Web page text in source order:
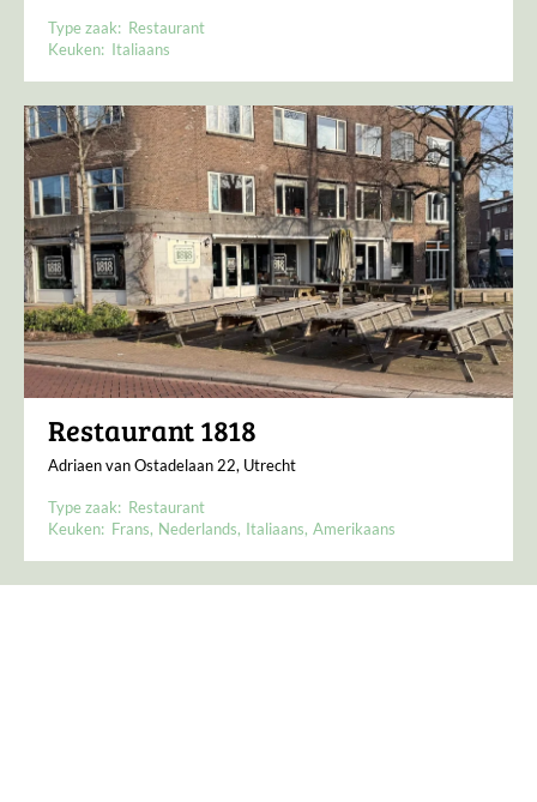
Type zaak: Restaurant
Keuken: Italiaans
Restaurant 1818
Adriaen van Ostadelaan 22, Utrecht
Type zaak: Restaurant
Keuken: Frans Nederlands Italiaans Amerikaans